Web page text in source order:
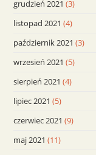
grudzień 2021 (3)
listopad 2021 (4)
październik 2021 (3)
wrzesień 2021 (5)
sierpień 2021 (4)
lipiec 2021 (5)
czerwiec 2021 (9)
maj 2021 (11)